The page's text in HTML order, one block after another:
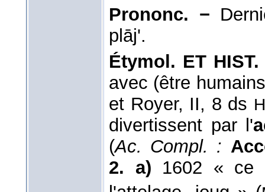
Prononc. −
plāj'.
Étymol. ET
avec (être
et Royer, II, 8 ds
divertissent par l'
(Ac. Compl. :
2. a) 1602 « ce